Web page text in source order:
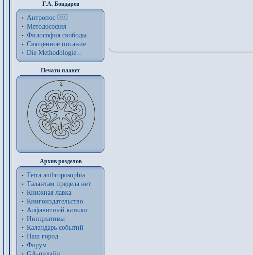
Г.А. Бондарев
Антропос
Методософия
Философия cвободы
Священное писание
Die Methodologie...
Печати планет
Архив разделов
Terra anthroposophia
Талантам предела нет
Книжная лавка
Книгоиздательство
Алфавитный каталог
Инициативы
Календарь событий
Наш город
Форум